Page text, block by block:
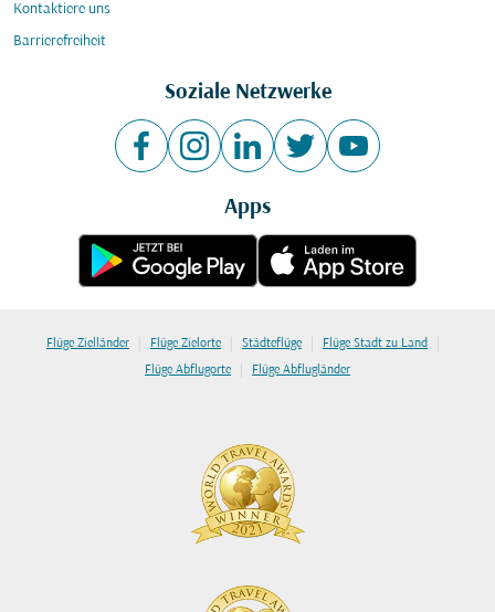
Kontaktiere uns
Barrierefreiheit
Soziale Netzwerke
Apps
Flüge Zielländer | Flüge Zielorte | Städteflüge | Flüge Stadt zu Land |
Flüge Abflugorte | Flüge Abflugländer